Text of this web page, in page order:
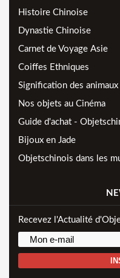
Histoire Chinoise
Dynastie Chinoise
Carnet de Voyage Asie
Coiffes Ethniques
Signification des
Nos objets au Cinéma
Guide d'achat -
Bijoux en Jade
Objetschinois dans les
Recevez l'Actualité